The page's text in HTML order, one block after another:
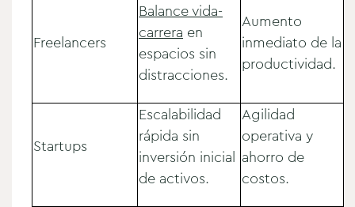
Freelancers
Balance vida-
carrera en
espacios sin
distracciones.
Aumento
inmediato de la
productividad.
Startups
Escalabilidad
rápida sin
inversión inicial
de activos.
Agilidad
operativa y
ahorro de
costos.